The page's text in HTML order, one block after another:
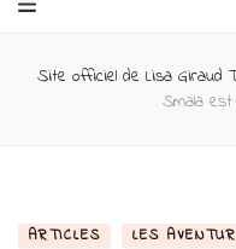
Site officiel de Lisa Giraud
Smala
ARTICLES LES